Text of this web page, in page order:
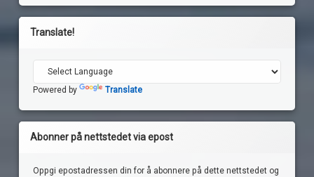
Translate!
Powered by Translate
Abonner på nettstedet via epost
Oppgi epostadressen din for å abonnere på dette nettstedet og